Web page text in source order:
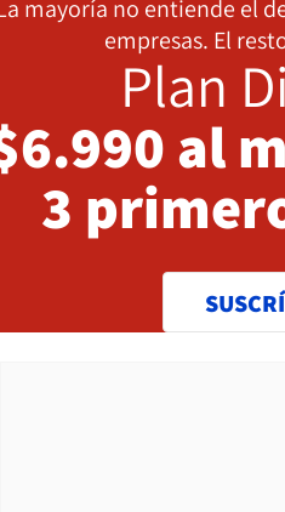
mayoría no entiende el
empresas. El
Plan
al
3